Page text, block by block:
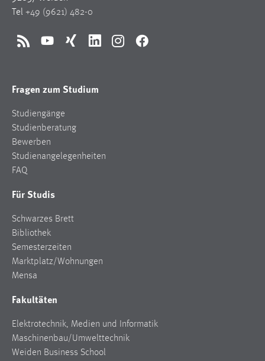
Tel +49 (9621) 482-0
RSS YouTubeXing LinkedInInstagramFacebook
Fragen zum Studium
Studiengänge
Studienberatung
Bewerben
Studienangelegenheiten
FAQ
Für Studis
Schwarzes Brett
Bibliothek
Semesterzeiten
Marktplatz/Wohnungen
Mensa
Fakultäten
Elektrotechnik, Medien und Informatik
Maschinenbau/Umwelttechnik
Weiden Business School